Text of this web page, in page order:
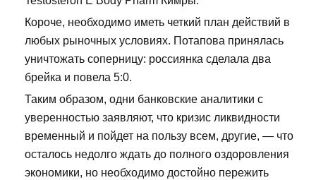
Короче, необходимо иметь четкий план действий в
любых рыночных условиях. Потапова принялась
уничтожать соперницу: россиянка сделала два
брейка и повела 5:0.
Таким образом, одни банковские аналитики с
уверенностью заявляют, что кризис ликвидности
временный и пойдет на пользу всем, другие, — что
осталось недолго ждать до полного оздоровления
экономики, но необходимо достойно пережить